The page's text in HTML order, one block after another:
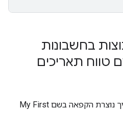
בחשבונות
טווח תאריכים
בדוגמה הבאה אפשר לראות איך נוצרת הקפאה בשם My First